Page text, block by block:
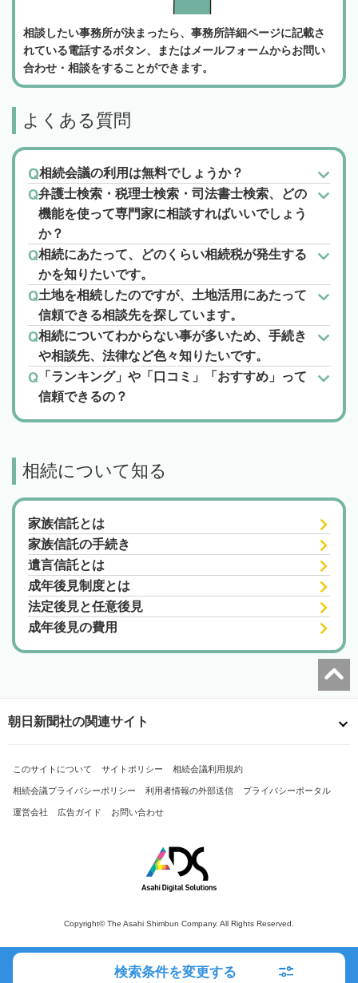
相談したい事務所が決まったら、事務所詳細ページに記載さ
れている電話するボタン、またはメールフォームからお問い
合わせ・相談をすることができます。
よくある質問
相続会議の利用は無料でしょうか？
弁護士検索・税理士検索・司法書士検索、どの
機能を使って専門家に相談すればいいでしょう
か？
相続にあたって、どのくらい相続税が発生する
かを知りたいです。
土地を相続したのですが、土地活用にあたって
信頼できる相談先を探しています。
相続についてわからない事が多いため、手続き
や相談先、法律など色々知りたいです。
「ランキング」や「口コミ」「おすすめ」って
信頼できるの？
相続について知る
家族信託とは
家族信託の手続き
遺言信託とは
成年後見制度とは
法定後見と任意後見
成年後見の費用
検索条件を変更する
朝日新聞社の関連サイト
このサイトについて サイトポリシー 相続会議利用規約
相続会議プライバシーポリシー 利用者情報の外部送信 プライバシーポータル
運営会社 広告ガイド お問い合わせ
Copyright© The Asahi Shimbun Company. All Rights Reserved.